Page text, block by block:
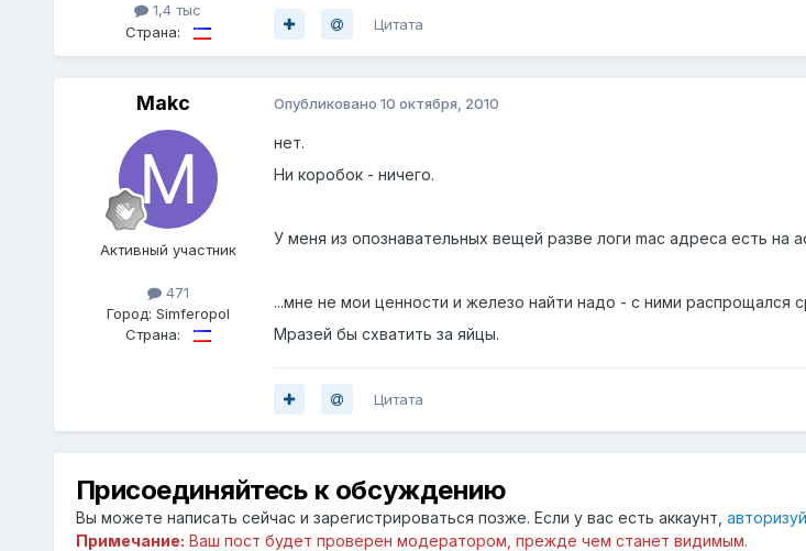
1,4 тыс
Страна:
Цитата
Makc
Активный участник
471
Город: Simferopol
Страна:
Опубликовано 10 октября, 2010
нет.
Ни коробок - ничего.
У меня из опознавательных вещей разве логи mac адреса есть на
...мне не мои ценности и железо найти надо - с ними распрощался
Мразей бы схватить за яйцы.
Цитата
Присоединяйтесь к обсуждению
Вы можете написать сейчас и зарегистрироваться позже. Если у вас есть аккаунт,
Примечание: Ваш пост будет проверен модератором, прежде чем станет видимым.